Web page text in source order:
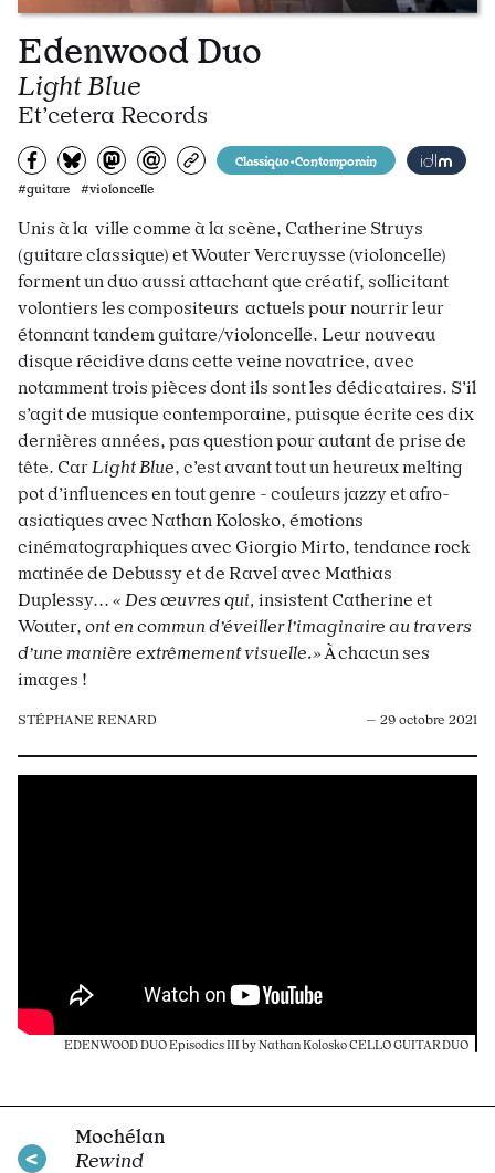
Edenwood Duo
Light Blue
Et’cetera Records
Partagez sur Facebook
Partager sur Bluesky
Partager sur Mastodon
Partagez par e-mail
Copiez l’url
Classique•Contemporain
#guitare #violoncelle
Unis à la ville comme à la scène, Catherine Struys
(guitare classique) et Wouter Vercruysse (violoncelle)
forment un duo aussi attachant que créatif, sollicitant
volontiers les compositeurs actuels pour nourrir leur
étonnant tandem guitare/violoncelle. Leur nouveau
disque récidive dans cette veine novatrice, avec
notamment trois pièces dont ils sont les dédicataires. S’il
s’agit de musique contemporaine, puisque écrite ces dix
dernières années, pas question pour autant de prise de
tête. Car Light Blue, c’est avant tout un heureux melting
pot d’influences en tout genre - couleurs jazzy et afro-
asiatiques avec Nathan Kolosko, émotions
cinématographiques avec Giorgio Mirto, tendance rock
matinée de Debussy et de Ravel avec Mathias
Duplessy... « Des œuvres qui, insistent Catherine et
Wouter, ont en commun d’éveiller l’imaginaire au travers
d’une manière extrêmement̂ visuelle.» À chacun ses
images !
STÉPHANE RENARD — 29 octobre 2021
EDENWOOD DUO Episodics III by Nathan Kolosko CELLO GUITAR DUO
Mochélan
Rewind